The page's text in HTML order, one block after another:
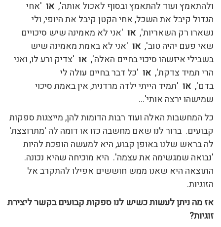
ולהתאמץ ועוד להתאמץ ובסוף לאכול אותה', או 'אחי
הגדול קיבל את השכל, אחי הקטן קיבל את היופי, ולי
נשארו רק השאריות', או 'אני לא מאמינה שיש סיכויים
שאי פעם יהיה טוב', או 'אני לא באמת מאמינה שיש
בשבילי איזשהו סיכוי בחיים האלה', או 'צדיק ורע לו, ואני
הרי תמיד צדקת', או 'כל דבר בחיים עולה לי
בדם', או 'תמיד הייתי ילדה מרדנית, אין באמת סיכוי
שמישהו ירצה אותי'…
כל המחשבות האלה ועוד רבות הדומות להן, מייצגות ספקות
קבועים. ברור לנו שאם מחשבה כזו או דומה לה 'מתרוצצת'
לה בראש שלנו באופן קבוע, היא למעשה הופכת להיות
'נבואה שמגשימה את עצמה'. היא מוכיחה שהיא נכונה.
התוצאה היא שאנו ממש חוששים אפילו להתקרב אל
הזוגיות.
אז מה ניתן לעשות כשיש לנו ספקות קבועים בקשר ליצירת
זוגיות?